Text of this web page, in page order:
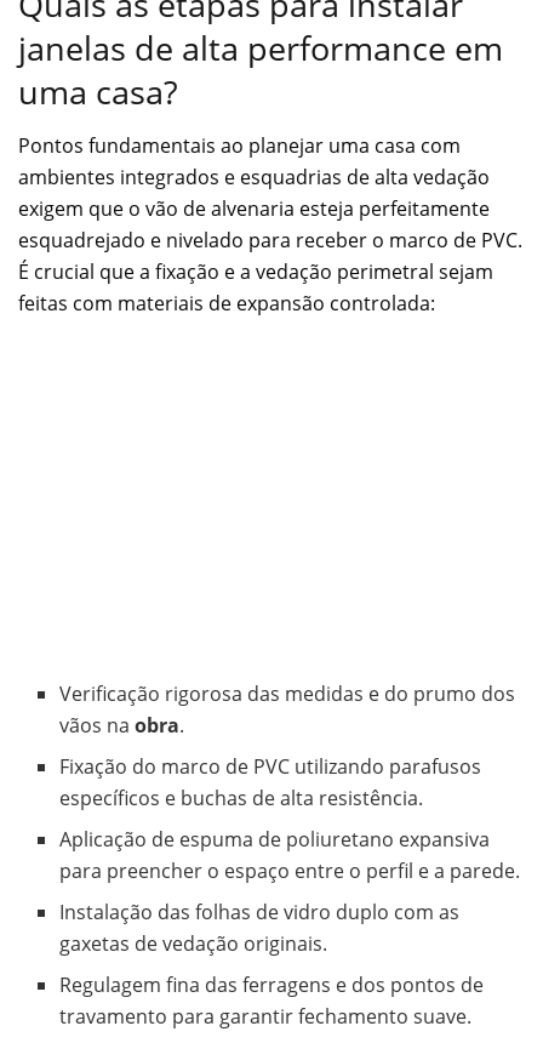
janelas de alta performance em
uma casa?
Pontos fundamentais ao planejar uma casa com
ambientes integrados e esquadrias de alta vedação
exigem que o vão de alvenaria esteja perfeitamente
esquadrejado e nivelado para receber o marco de PVC.
É crucial que a fixação e a vedação perimetral sejam
feitas com materiais de expansão controlada:
Verificação rigorosa das medidas e do prumo dos
vãos naobra.
Fixação do marco de PVC utilizando parafusos
específicos e buchas de alta resistência.
Aplicação de espuma de poliuretano expansiva
para preencher o espaço entre o perfil e a parede.
Instalação das folhas de vidro duplo com as
gaxetas de vedação originais.
Regulagem fina das ferragens e dos pontos de
travamento para garantir fechamento suave.